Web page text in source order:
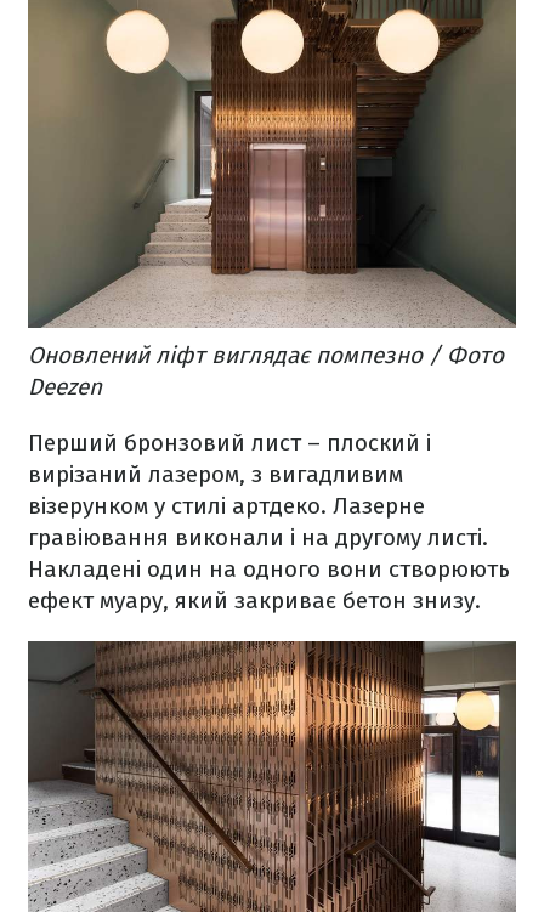
Оновлений ліфт виглядає помпезно / Фото
Deezen
Перший бронзовий лист – плоский і
вирізаний лазером, з вигадливим
візерунком у стилі артдеко. Лазерне
гравіювання виконали і на другому листі.
Накладені один на одного вони створюють
ефект муару, який закриває бетон знизу.